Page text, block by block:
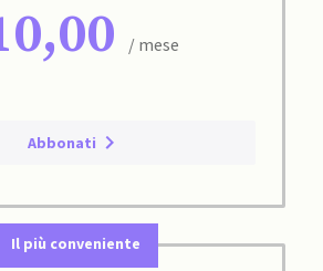
/ mese
Abbonati
Il più conveniente